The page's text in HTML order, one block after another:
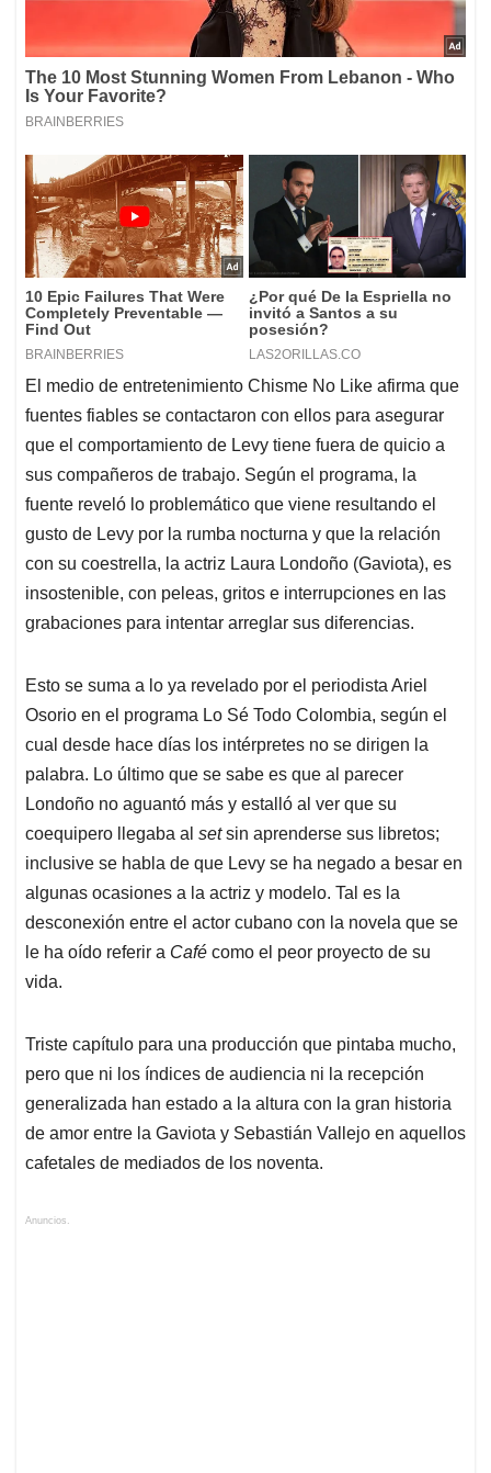
El medio de entretenimiento Chisme No Like afirma que
fuentes fiables se contactaron con ellos para asegurar
que el comportamiento de Levy tiene fuera de quicio a
sus compañeros de trabajo. Según el programa, la
fuente reveló lo problemático que viene resultando el
gusto de Levy por la rumba nocturna y que la relación
con su coestrella, la actriz Laura Londoño (Gaviota), es
insostenible, con peleas, gritos e interrupciones en las
grabaciones para intentar arreglar sus diferencias.
Esto se suma a lo ya revelado por el periodista Ariel
Osorio en el programa Lo Sé Todo Colombia, según el
cual desde hace días los intérpretes no se dirigen la
palabra. Lo último que se sabe es que al parecer
Londoño no aguantó más y estalló al ver que su
coequipero llegaba al setsin aprenderse sus libretos;
inclusive se habla de que Levy se ha negado a besar en
algunas ocasiones a la actriz y modelo. Tal es la
desconexión entre el actor cubano con la novela que se
le ha oído referir a Café como el peor proyecto de su
vida.
Triste capítulo para una producción que pintaba mucho,
pero que ni los índices de audiencia ni la recepción
generalizada han estado a la altura con la gran historia
de amor entre la Gaviota y Sebastián Vallejo en aquellos
cafetales de mediados de los noventa.
Anuncios.